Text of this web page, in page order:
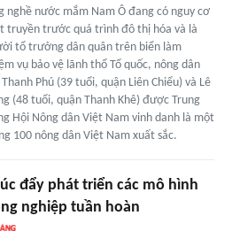
nghề nước mắm Nam Ô đang có nguy cơ
truyền trước quá trình đô thị hóa và là
tổ trưởng dân quân trên biển làm
vụ bảo vệ lãnh thổ Tổ quốc, nông dân
Thanh Phú (39 tuổi, quận Liên Chiểu) và Lê
(48 tuổi, quận Thanh Khê) được Trung
Hội Nông dân Việt Nam vinh danh là một
100 nông dân Việt Nam xuất sắc.
đẩy phát triển các mô hình
nghiệp tuần hoàn